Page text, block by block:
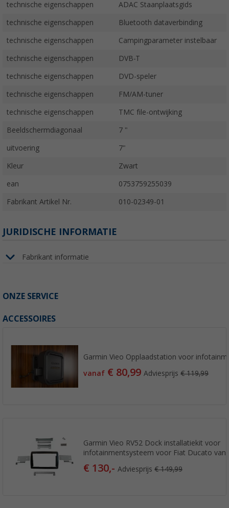
technische eigenschappen ADAC Staanplaatsgids
technische eigenschappen Bluetooth dataverbinding
technische eigenschappen Campingparameter instelbaar
technische eigenschappen DVB-T
technische eigenschappen DVD-speler
technische eigenschappen FM/AM-tuner
technische eigenschappen TMC file-ontwijking
Beeldschermdiagonaal 7 "
uitvoering 7"
Kleur Zwart
ean 0753759255039
Fabrikant Artikel Nr. 010-02349-01
JURIDISCHE INFORMATIE
Fabrikant informatie
ONZE SERVICE
ACCESSOIRES
Garmin Vieo Opplaadstation voor
vanaf € 80,99Adviesprijs€ 119,99
Garmin Vieo RV52 Dock installatiekit voor
infotainmentsysteem voor Fiat Ducato
€ 130,-Adviesprijs€ 149,99